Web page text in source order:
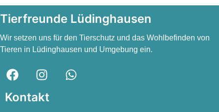
Tierfreunde Lüdinghausen
Wir setzen uns für den Tierschutz und das Wohlbefinden von
Tieren in Lüdinghausen und Umgebung ein.
Kontakt